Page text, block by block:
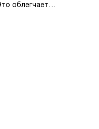
облегчает